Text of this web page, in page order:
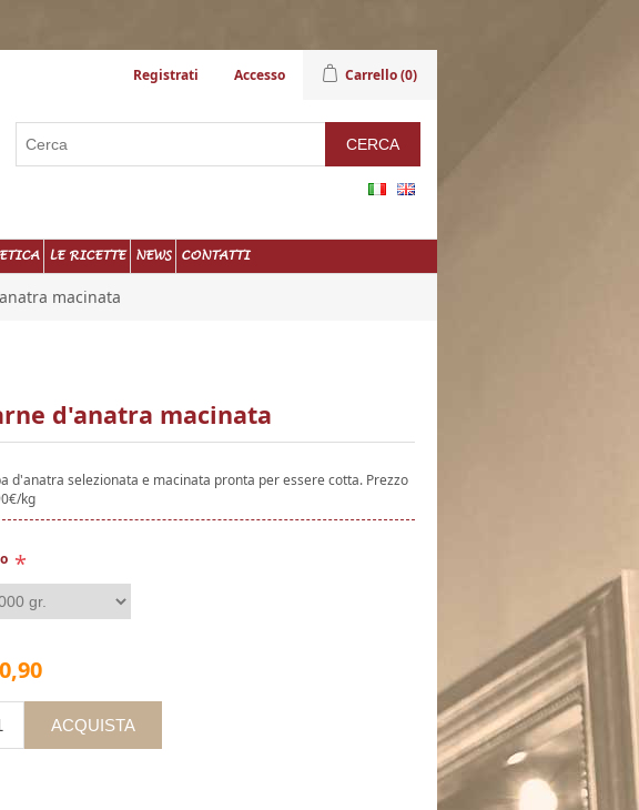
Registrati Accesso Carrello(0)
LE RICETTE NEWS CONTATTI
macinata
d'anatra macinata
d'anatra selezionata e macinata pronta per essere cotta. Prezzo
kg
*